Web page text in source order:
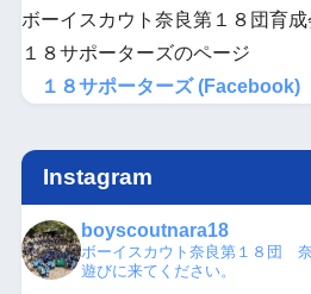
ボーイスカウト奈良第１８団育成
１８サポーターズのページ
１８サポーターズ (Facebook)
Instagram
boyscoutnara18
ボーイスカウト奈良第１８団
遊びに来てください。